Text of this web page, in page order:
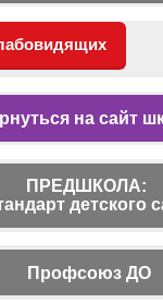
на сайт
ПРЕДШКОЛА:
детского
Профсоюз ДО